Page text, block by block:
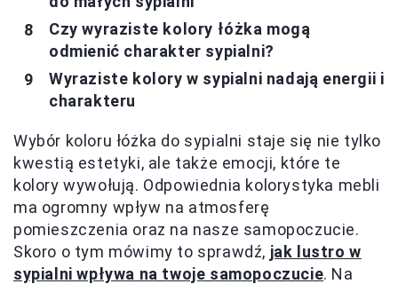
Czy wyraziste kolory łóżka mogą
odmienić charakter sypialni?
Wyraziste kolory w sypialni nadają energii i
charakteru
Wybór koloru łóżka do sypialni staje się nie tylko
kwestią estetyki, ale także emocji, które te
kolory wywołują. Odpowiednia kolorystyka mebli
ma ogromny wpływ na atmosferę
pomieszczenia oraz na nasze samopoczucie.
Skoro o tym mówimy to sprawdź, jak lustro w
sypialni wpływa na twoje samopoczucie. Na